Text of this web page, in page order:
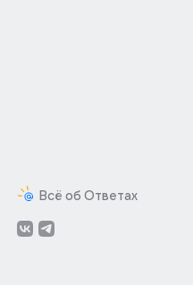
Всё об Ответах